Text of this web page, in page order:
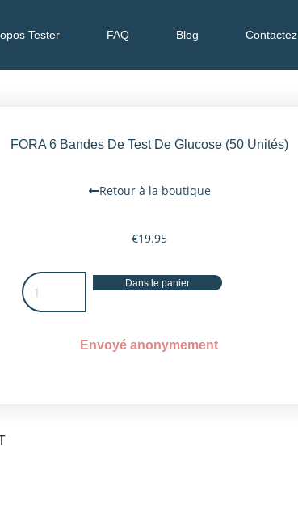
Tester FAQ Blog Contactez
FORA 6 Bandes De Test De Glucose (50 Unités)
Retour à la boutique
€19.95
Dans le panier
Envoyé anonymement